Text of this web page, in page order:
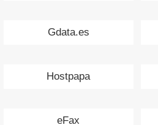
Gdata.es
Hostpapa
eFax